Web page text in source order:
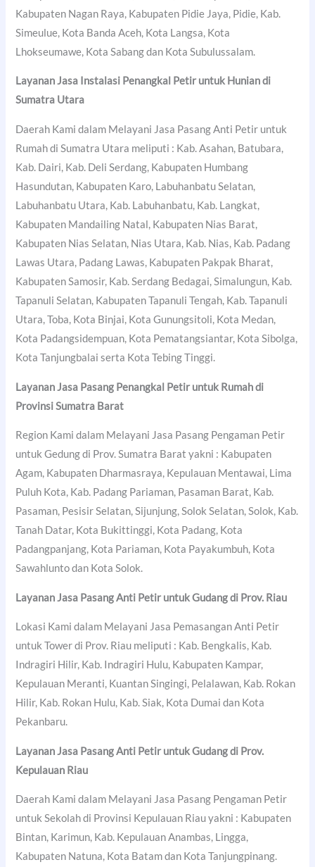
Kabupaten Nagan Raya, Kabupaten Pidie Jaya, Pidie, Kab.
Simeulue, Kota Banda Aceh, Kota Langsa, Kota
Lhokseumawe, Kota Sabang dan Kota Subulussalam.
Layanan Jasa Instalasi Penangkal Petir untuk Hunian di
Sumatra Utara
Daerah Kami dalam Melayani Jasa Pasang Anti Petir untuk
Rumah di Sumatra Utara meliputi : Kab. Asahan, Batubara,
Kab. Dairi, Kab. Deli Serdang, Kabupaten Humbang
Hasundutan, Kabupaten Karo, Labuhanbatu Selatan,
Labuhanbatu Utara, Kab. Labuhanbatu, Kab. Langkat,
Kabupaten Mandailing Natal, Kabupaten Nias Barat,
Kabupaten Nias Selatan, Nias Utara, Kab. Nias, Kab. Padang
Lawas Utara, Padang Lawas, Kabupaten Pakpak Bharat,
Kabupaten Samosir, Kab. Serdang Bedagai, Simalungun, Kab.
Tapanuli Selatan, Kabupaten Tapanuli Tengah, Kab. Tapanuli
Utara, Toba, Kota Binjai, Kota Gunungsitoli, Kota Medan,
Kota Padangsidempuan, Kota Pematangsiantar, Kota Sibolga,
Kota Tanjungbalai serta Kota Tebing Tinggi.
Layanan Jasa Pasang Penangkal Petir untuk Rumah di
Provinsi Sumatra Barat
Region Kami dalam Melayani Jasa Pasang Pengaman Petir
untuk Gedung di Prov. Sumatra Barat yakni : Kabupaten
Agam, Kabupaten Dharmasraya, Kepulauan Mentawai, Lima
Puluh Kota, Kab. Padang Pariaman, Pasaman Barat, Kab.
Pasaman, Pesisir Selatan, Sijunjung, Solok Selatan, Solok, Kab.
Tanah Datar, Kota Bukittinggi, Kota Padang, Kota
Padangpanjang, Kota Pariaman, Kota Payakumbuh, Kota
Sawahlunto dan Kota Solok.
Layanan Jasa Pasang Anti Petir untuk Gudang di Prov. Riau
Lokasi Kami dalam Melayani Jasa Pemasangan Anti Petir
untuk Tower di Prov. Riau meliputi : Kab. Bengkalis, Kab.
Indragiri Hilir, Kab. Indragiri Hulu, Kabupaten Kampar,
Kepulauan Meranti, Kuantan Singingi, Pelalawan, Kab. Rokan
Hilir, Kab. Rokan Hulu, Kab. Siak, Kota Dumai dan Kota
Pekanbaru.
Layanan Jasa Pasang Anti Petir untuk Gudang di Prov.
Kepulauan Riau
Daerah Kami dalam Melayani Jasa Pasang Pengaman Petir
untuk Sekolah di Provinsi Kepulauan Riau yakni : Kabupaten
Bintan, Karimun, Kab. Kepulauan Anambas, Lingga,
Kabupaten Natuna, Kota Batam dan Kota Tanjungpinang.